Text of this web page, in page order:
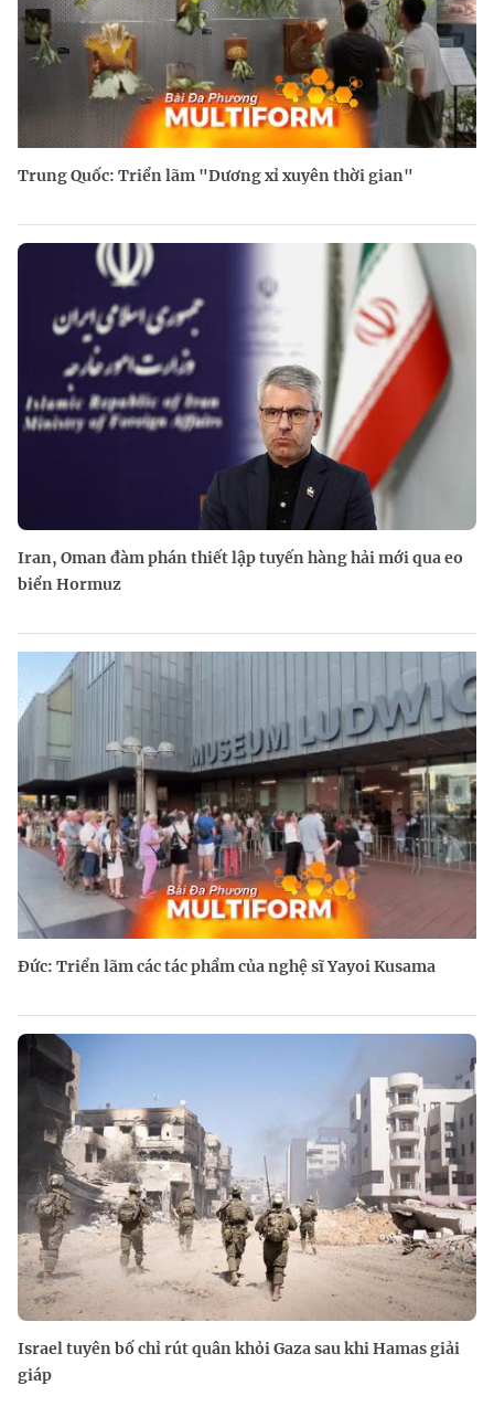
Trung Quốc: Triển lãm "Dương xỉ xuyên thời gian"
Iran, Oman đàm phán thiết lập tuyến hàng hải mới qua eo
biển Hormuz
Đức: Triển lãm các tác phẩm của nghệ sĩ Yayoi Kusama
Israel tuyên bố chỉ rút quân khỏi Gaza sau khi Hamas giải
giáp